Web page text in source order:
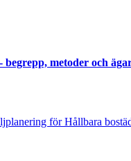
begrepp, metoder och
för Hållbara